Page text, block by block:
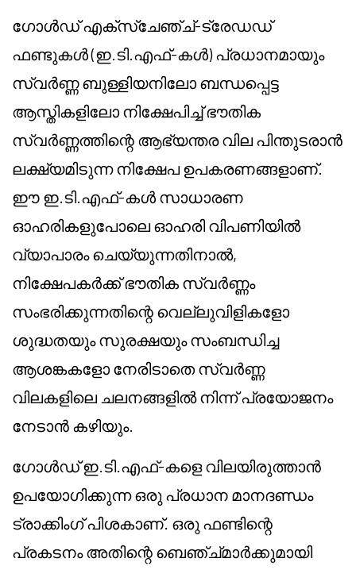
ഗോൾഡ് എക്സ്ചേഞ്ച്-ട്രേഡഡ്
ഫണ്ടുകൾ (ഇ.ടി.എഫ്-കൾ) പ്രധാനമായും
സ്വർണ്ണ ബുള്ളിയനിലോ ബന്ധപ്പെട്ട
ആസ്തികളിലോ നിക്ഷേപിച്ച് ഭൗതിക
സ്വർണ്ണത്തിന്റെ ആഭ്യന്തര വില പിന്തുടരാൻ
ലക്ഷ്യമിടുന്ന നിക്ഷേപ ഉപകരണങ്ങളാണ്.
ഈ ഇ.ടി.എഫ്-കൾ സാധാരണ
ഓഹരികളുപോലെ ഓഹരി വിപണിയിൽ
വ്യാപാരം ചെയ്യുന്നതിനാൽ,
നിക്ഷേപകർക്ക് ഭൗതിക സ്വർണ്ണം
സംഭരിക്കുന്നതിന്റെ വെല്ലുവിളികളോ
ശുദ്ധതയും സുരക്ഷയും സംബന്ധിച്ച
ആശങ്കകളോ നേരിടാതെ സ്വർണ്ണ
വിലകളിലെ ചലനങ്ങളിൽ നിന്ന് പ്രയോജനം
നേടാൻ കഴിയും.
ഗോൾഡ് ഇ.ടി.എഫ്-കളെ വിലയിരുത്താൻ
ഉപയോഗിക്കുന്ന ഒരു പ്രധാന മാനദണ്ഡം
ട്രാക്കിംഗ് പിശകാണ്. ഒരു ഫണ്ടിന്റെ
പ്രകടനം അതിന്റെ ബെഞ്ച്മാർക്കുമായി